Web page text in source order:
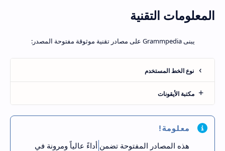
المعلومات التقنية
يبنى Grammpedia على مصادر تقنية موثوقة مفتوحة المصدر:
نوع الخط المستخدم
مكتبة الأيقونات
معلومة!
هذه المصادر المفتوحة تضمن أداءً عالياً ومرونة في